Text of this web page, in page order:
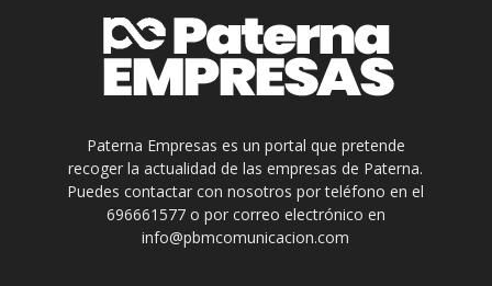
Paterna Empresas es un portal que pretende
recoger la actualidad de las empresas de Paterna.
Puedes contactar con nosotros por teléfono en el
696661577 o por correo electrónico en
info@pbmcomunicacion.com